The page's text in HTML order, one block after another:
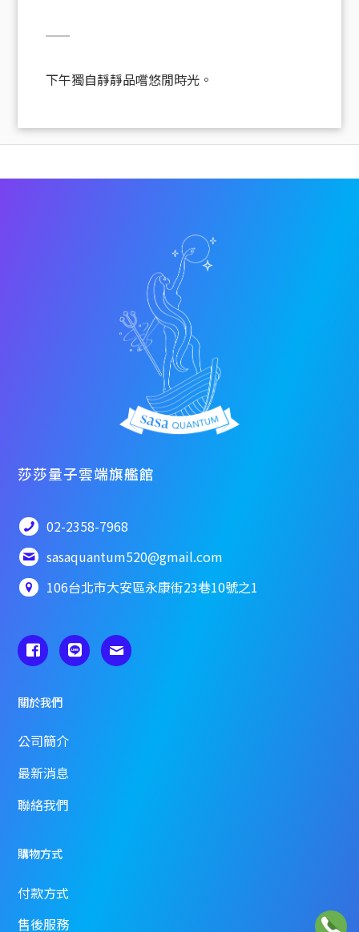
下午獨自靜靜品嚐悠閒時光。
莎莎量子雲端旗艦館
02-2358-7968
sasaquantum520@gmail.com
106台北市大安區永康街23巷10號之1
關於我們
公司簡介
最新消息
聯絡我們
購物方式
付款方式
售後服務